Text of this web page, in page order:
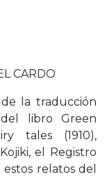
CARDO
la traducción
libro Green
tales (1910),
el Registro
relatos del